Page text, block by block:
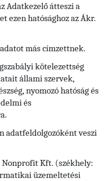
Adatkezelő átteszi a
ezen hatósághoz az Ákr.
más címzettnek.
kötelezettség
állami szervek,
nyomozó hatóság és
és
adatfeldolgozóként veszi
Kft. (székhely:
üzemeltetési